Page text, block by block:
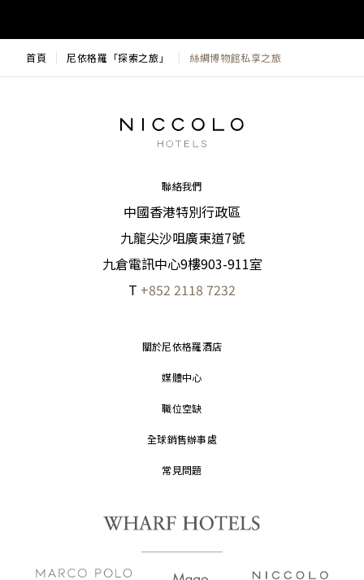
首頁 尼依格羅「探索之旅」 絲綢博物館私享之旅
聯絡我們
中國香港特別行政區
九龍尖沙咀廣東道7號
九倉電訊中心9樓903-911室
T +852 2118 7232
關於尼依格羅酒店
媒體中心
職位空缺
全球銷售辦事處
常見問題